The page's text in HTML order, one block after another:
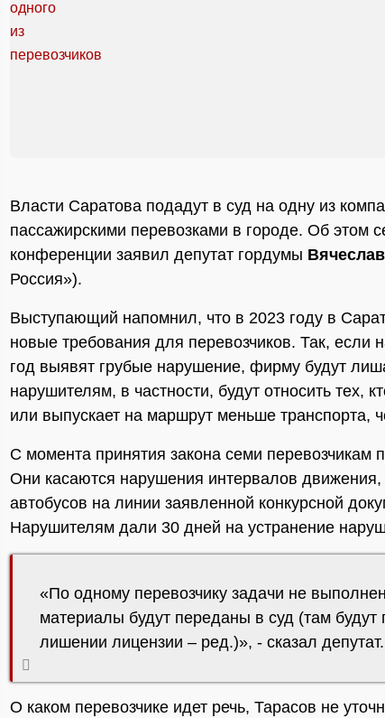
Власти Саратова подадут в суд на одну из
пассажирскими перевозками в городе. Об этом
конференции заявил депутат гордумы
Россия»).
Выступающий напомнил, что в 2023 году в
новые требования для перевозчиков. Так, если
год выявят грубые нарушение, фирму будут
нарушителям, в частности, будут относить тех,
или выпускает на маршрут меньше транспорта,
С момента принятия закона семи перевозчикам
Они касаются нарушения интервалов движения,
автобусов на линии заявленной конкурсной
Нарушителям дали 30 дней на устранение
«По одному перевозчику задачи не
материалы будут переданы в суд (там
лишении лицензии – ред.)», - сказал депутат.
О каком перевозчике идет речь, Тарасов не